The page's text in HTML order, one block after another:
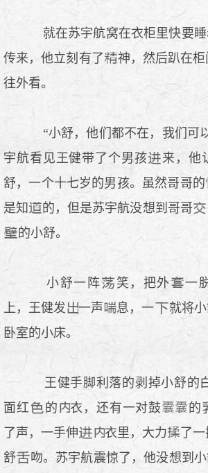
就在苏宇航窝在衣柜里快要睡
传来，他立刻有了
神，然后趴在柜
往外看。
“小舒，他们都不在，我们可
宇航看见王健带了个男孩
来，他
舒，一个十七岁的男孩。虽然哥哥的
是知
的，但是苏宇航没想到哥哥
的小舒。
小舒一阵 笑，把外
一
上，王健发
一声 息，一
就将
卧室的小床。
王健手脚利落的剥掉小舒的
面红
的 衣，还有一对鼓 的
了声，一手伸
衣里，大力 了
舒
吻。苏宇航震惊了，他没想到